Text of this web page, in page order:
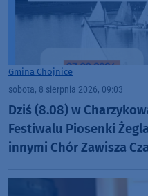
Gmina Chojnice
sobota, 8 sierpnia 2026, 09:03
Dziś (8.08) w
Festiwalu Piosenki
innymi Chór Zawisza